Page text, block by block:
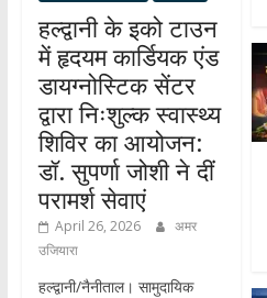
हल्द्वानी के इको टाउन
में हृदयम कार्डियक एंड
डायग्नोस्टिक सेंटर
द्वारा निःशुल्क स्वास्थ्य
शिविर का आयोजन:
डॉ. सुपर्णा जोशी ने दीं
परामर्श सेवाएं
April 26, 2026
अमर
उजियारा
हल्द्वानी/नैनीताल। सामुदायिक